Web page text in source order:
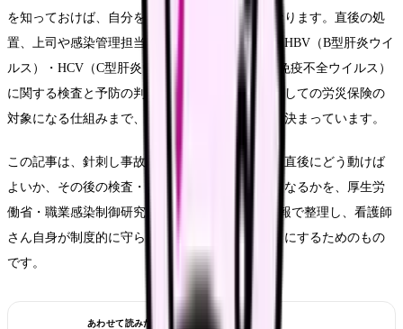
を知っておけば、自分を守る行動が取りやすくなります。直後の処
置、上司や感染管理担当への報告、感染源評価、HBV（B型肝炎ウイ
ルス）・HCV（C型肝炎ウイルス）・HIV（ヒト免疫不全ウイルス）
に関する検査と予防の判断、そして業務上疾病としての労災保険の
対象になる仕組みまで、押さえるべきポイントは決まっています。
この記事は、針刺し事故・血液体液曝露が起きた直後にどう動けば
よいか、その後の検査・予防・労災の流れがどうなるかを、厚生労
働省・職業感染制御研究会（JES）などの一次情報で整理し、看護師
さん自身が制度的に守られながら対応できるようにするためのもの
です。
あわせて読みたい